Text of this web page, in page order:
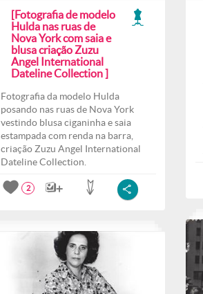
[Fotografia de modelo
Hulda nas ruas de
Nova York com saia e
blusa criação Zuzu
Angel International
Dateline Collection ]
Fotografia da modelo Hulda
posando nas ruas de Nova York
vestindo blusa ciganinha e saia
estampada com renda na barra,
criação Zuzu Angel International
Dateline Collection.
2